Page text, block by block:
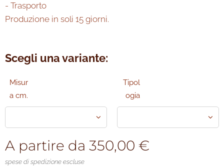
- Trasporto
Produzione in soli 15 giorni.
Scegli una variante:
Misur
a cm.
Tipol
ogia
A partire da 350,00 €
spese di spedizione escluse